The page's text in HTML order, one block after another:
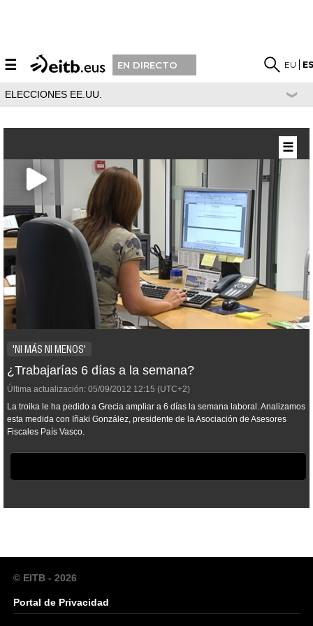
☰ EN DIRECTO EU
ELECCIONES EE.UU.
'NI MÁS NI MENOS'
¿Trabajarías 6 días a la semana?
Última actualización: 05/09/2012 12:15 (UTC+2)
La troika le ha pedido a Grecia ampliar a 6 días la semana laboral. Analizamos
esta medida con Iñaki González, presidente de la Asociación de Asesores
Fiscales País Vasco.
☰
© EITB - 2026
Portal de Privacidad